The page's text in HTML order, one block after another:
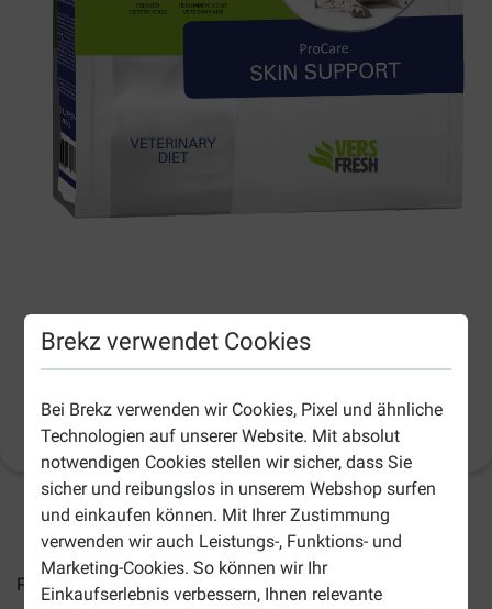
Brekz verwendet Cookies
Bei Brekz verwenden wir Cookies, Pixel und ähnliche
Technologien auf unserer Website. Mit absolut
notwendigen Cookies stellen wir sicher, dass Sie
sicher und reibungslos in unserem Webshop surfen
und einkaufen können. Mit Ihrer Zustimmung
verwenden wir auch Leistungs-, Funktions- und
Marketing-Cookies. So können wir Ihr
Einkaufserlebnis verbessern, Ihnen relevante
Prins ProCare Pressed Veterinary Diet Skin
Support Hundefutter
(12) Produktinformation
2-4 Arbeitstage, sofern nicht anders angegeben
Preise inkl. MwSt zzgl. Versandkosten